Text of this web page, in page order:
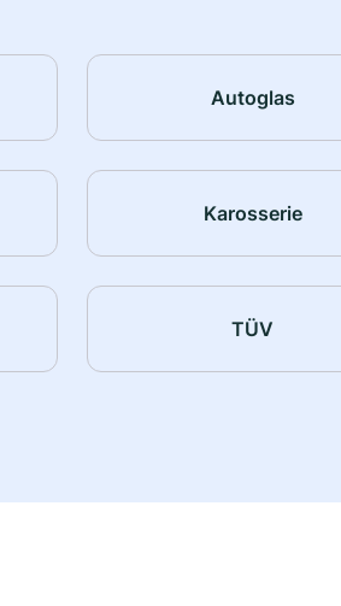
Autoglas
Karosserie
TÜV